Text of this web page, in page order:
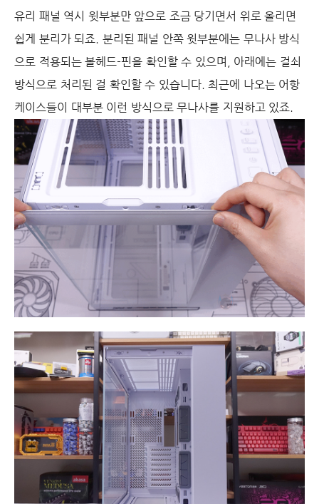
유리 패널 역시 윗부분만 앞으로 조금 당기면서 위로 올리면
쉽게 분리가 되죠. 분리된 패널 안쪽 윗부분에는 무나사 방식
으로 적용되는 볼헤드-핀을 확인할 수 있으며, 아래에는 걸쇠
방식으로 처리된 걸 확인할 수 있습니다. 최근에 나오는 어항
케이스들이 대부분 이런 방식으로 무나사를 지원하고 있죠.